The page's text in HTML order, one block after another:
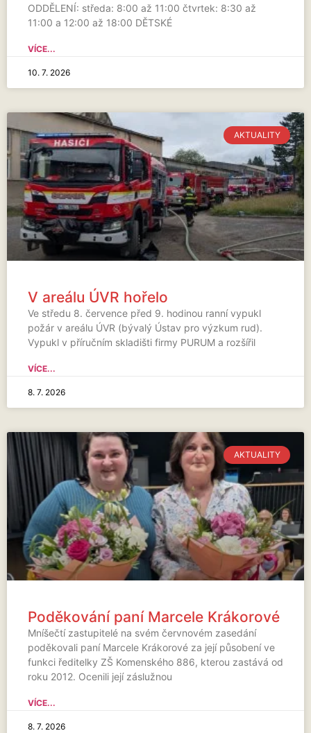
ODDĚLENÍ: středa: 8:00 až 11:00 čtvrtek: 8:30 až
11:00 a 12:00 až 18:00 DĚTSKÉ
VÍCE...
10. 7. 2026
AKTUALITY
V areálu ÚVR hořelo
Ve středu 8. července před 9. hodinou ranní vypukl
požár v areálu ÚVR (bývalý Ústav pro výzkum rud).
Vypukl v příručním skladišti firmy PURUM a rozšířil
VÍCE...
8. 7. 2026
AKTUALITY
Poděkování paní Marcele Krákorové
Mníšečtí zastupitelé na svém červnovém zasedání
poděkovali paní Marcele Krákorové za její působení ve
funkci ředitelky ZŠ Komenského 886, kterou zastává od
roku 2012. Ocenili její záslužnou
VÍCE...
8. 7. 2026